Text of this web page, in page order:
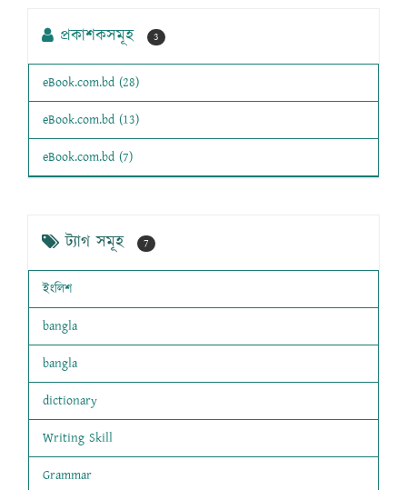
প্রকাশকসমূহ 3
eBook.com.bd (28)
eBook.com.bd (13)
eBook.com.bd (7)
ট্যাগ সমূহ 7
ইংলিশ
bangla
bangla
dictionary
Writing Skill
Grammar